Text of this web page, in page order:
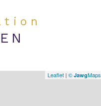
Leaflet |©JawgMaps